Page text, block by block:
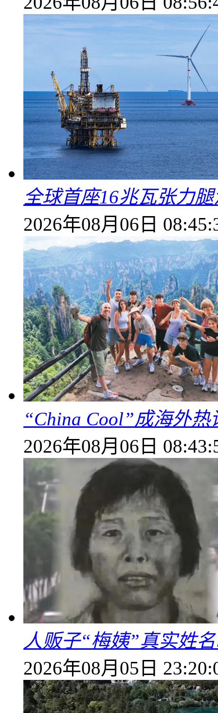
全球首座16兆瓦张力
2026年08月06日
“China Cool”成海外
2026年08月06日
人贩子“梅姨”真实姓
2026年08月05日